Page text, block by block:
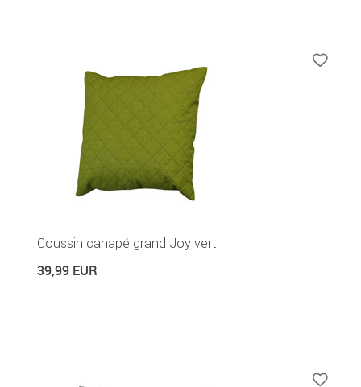
Coussin canapé grand Joy vert
39,99 EUR